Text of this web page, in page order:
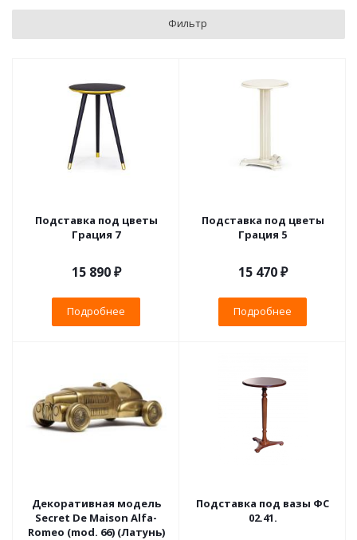
Фильтр
Подставка под цветы
Грация 7
15 890 ₽
Подробнее
Подставка под цветы
Грация 5
15 470 ₽
Подробнее
Декоративная модель
Secret De Maison Alfa-
Romeo (mod. 66) (Латунь)
Подставка под вазы ФС
02.41.